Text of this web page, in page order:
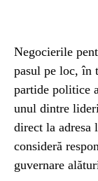
Negocierile
pasul pe loc, în
partide politice
unul dintre
direct la
consideră
guvernare